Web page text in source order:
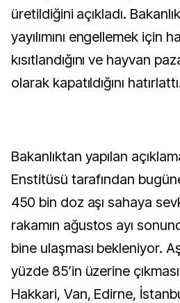
üretildiğini açıkladı.
yayılımını engellemek için
kısıtlandığını ve hayvan
olarak kapatıldığını
Bakanlıktan yapılan
Enstitüsü tarafından
450 bin doz aşı sahaya
rakamın ağustos ayı
bine ulaşması bekleniyor.
yüzde 85’in üzerine
Hakkari, Van, Edirne,